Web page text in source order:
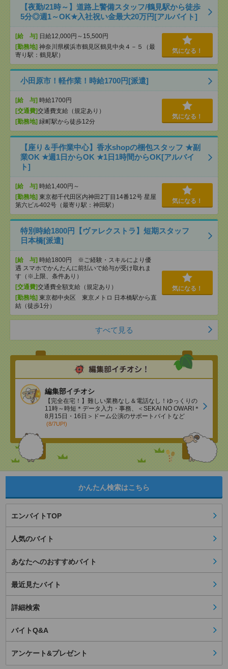
【夜勤/21時～】道路上警備スタッフ/鶴見駅から徒歩
5分◎週1～OK★入社祝い金最大20万円[アルバイト]
[給 与] 日給12,000円～15,500円
[勤務地] 神奈川県横浜市鶴見区鶴見中央４－５（最
寄り駅：鶴見駅）
気になる！
小田原市！軽作業！時給1700円[派遣]
[給 与] 時給1700円
[交通費]交通費支給（規定あり）
[勤務地] 緑町駅から徒歩12分
気になる！
【座り＆手作業中心】香水shopの梱包スタッフ ★副
業OK ★週1日からOK ★1日1時間からOK[アルバイ
ト]
[給 与] 時給1,400円～
[勤務地] 東京都千代田区内神田2丁目14番12号 星屋
第六ビル402号（最寄り駅：神田駅）
気になる！
特別時給1800円【ヴァレクストラ】短期スタッフ
日本橋[派遣]
[給 与] 時給1800円 ※ご経験・スキルにより優
遇 スマホでかんたんに前払いで給与が受け取れま
す（※上限、条件あり）
[交通費]交通費全額支給（規定あり）
[勤務地] 東京都中央区 東京メトロ 日本橋駅から直
結（徒歩1分）
気になる！
すべて見る
編集部イチオシ
【完全在宅！】難しい業務なし＆電話なし！ゆっくりの
11時～時短＊データ入力・事務、＜SEKAI NO OWARI＊
8月15日・16日＞ドーム公演のサポートバイトなど
(8/7UP!)
かんたん検索はこちら
エンバイトTOP
人気のバイト
あなたへのおすすめバイト
最近見たバイト
詳細検索
バイトQ&A
アンケート&プレゼント